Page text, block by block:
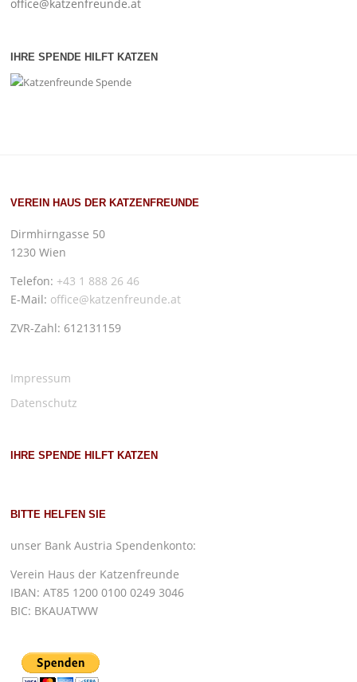
office@katzenfreunde.at
IHRE SPENDE HILFT KATZEN
VEREIN HAUS DER KATZENFREUNDE
Dirmhirngasse 50
1230 Wien
Telefon: +43 1 888 26 46
E-Mail: office@katzenfreunde.at
ZVR-Zahl: 612131159
Impressum
Datenschutz
IHRE SPENDE HILFT KATZEN
BITTE HELFEN SIE
unser Bank Austria Spendenkonto:
Verein Haus der Katzenfreunde
IBAN: AT85 1200 0100 0249 3046
BIC: BKAUATWW